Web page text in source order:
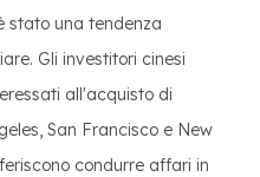
stato una tendenza
Gli investitori cinesi
all'acquisto di
San Francisco e New
condurre affari in